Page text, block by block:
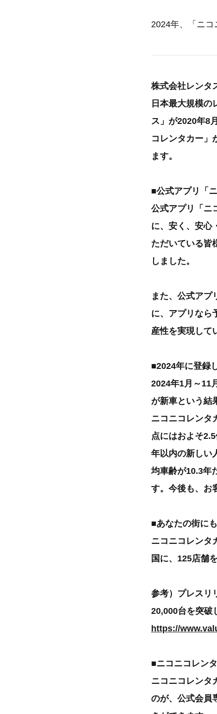
2024年、「ニコ
株式会社レンタ
日本最大規模の
ス」が2020年8
コレンタカー」
ます。
■公式アプリ「
公式アプリ「ニ
に、安く、安心
ただいている皆
しました。
また、公式アプ
に、アプリなら
産性を実現して
■2024年に登録
2024年1月～11
が新車という結
ニコニコレンタ
点にはおよそ
年以内の新しい
均車齢が10.3年
す。今後も、お
■あなたの街に
ニコニコレンタ
国に、125店舗
参考）プレスリ
20,000台を突破
https://
■ニコニコレン
ニコニコレンタ
のが、公式会員